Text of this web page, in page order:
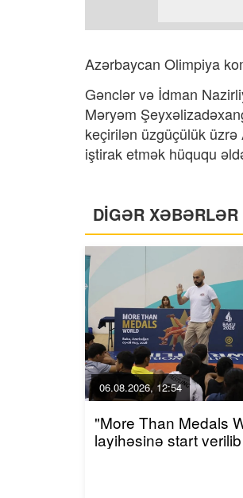
Azərbaycan Olimpiya
Gənclər və İdman
Məryəm
keçirilən üzgüçülük üzrə
iştirak etmək hüququ
DİGƏR XƏBƏRLƏR
06.08.2026, 12:54
"More Than Medals
layihəsinə start verilib